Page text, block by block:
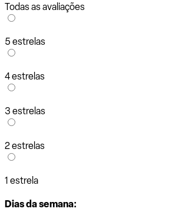
Todas as avaliações
5 estrelas
4 estrelas
3 estrelas
2 estrelas
1 estrela
Dias da semana: